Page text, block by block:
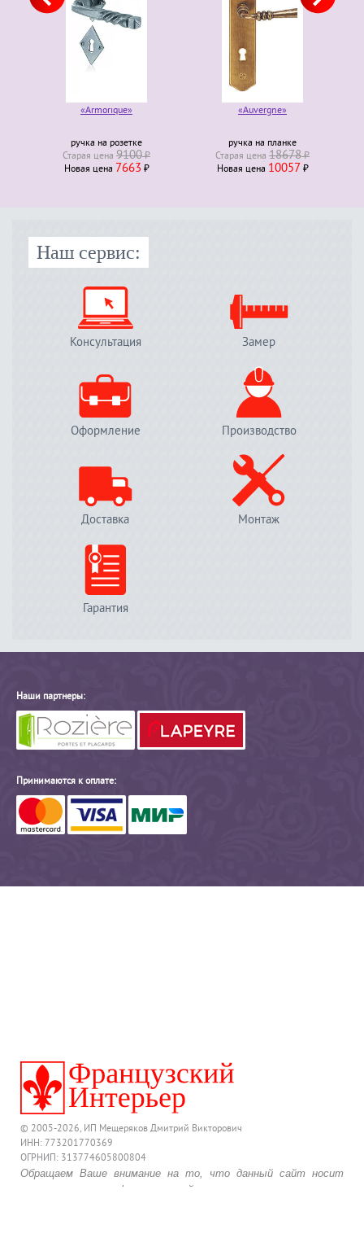
«Armorique»
ручка на розетке
Старая ценa 9100₽
Новая ценa 7663 ₽
«Auvergne»
ручка на планке
Старая ценa 18678₽
Новая ценa 10057 ₽
Наш сервис:
Консультация Замер
Оформление Производство
Доставка Монтаж
Гарантия
Наши партнеры:
Принимаются к оплате:
© 2005-2026, ИП Мещеряков Дмитрий Викторович
ИНН: 773201770369
ОГРНИП: 313774605800804
Обращаем Ваше внимание на то, что данный сайт носит
исключительно информационный характер и ни при каких